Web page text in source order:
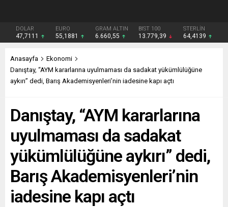
DOLAR
47,7111
EURO
55,1881
GRAM ALTIN
6.660,55
BIST 100
13.779,39
STERLİN
64,4139
Anasayfa
Ekonomi
Danıştay, “AYM kararlarına uyulmaması da sadakat yükümlülüğüne
aykırı” dedi, Barış Akademisyenleri’nin iadesine kapı açtı
Danıştay, “AYM kararlarına
uyulmaması da sadakat
yükümlülüğüne aykırı” dedi,
Barış Akademisyenleri’nin
iadesine kapı açtı